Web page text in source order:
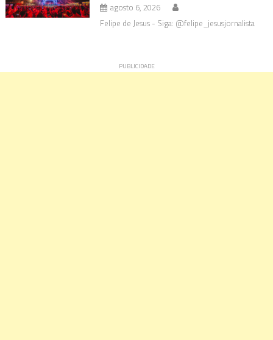
agosto 6, 2026
Felipe de Jesus - Siga: @felipe_jesusjornalista